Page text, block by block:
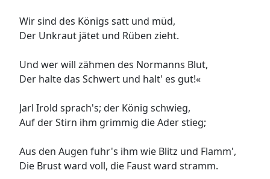
Wir sind des Königs satt und müd,
Der Unkraut jätet und Rüben zieht.
Und wer will zähmen des Normanns Blut,
Der halte das Schwert und halt' es gut!«
Jarl Irold sprach's; der König schwieg,
Auf der Stirn ihm grimmig die Ader stieg;
Aus den Augen fuhr's ihm wie Blitz und Flamm',
Die Brust ward voll, die Faust ward stramm.